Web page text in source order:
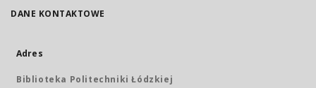
DANE KONTAKTOWE
Adres
Biblioteka Politechniki Łódzkiej